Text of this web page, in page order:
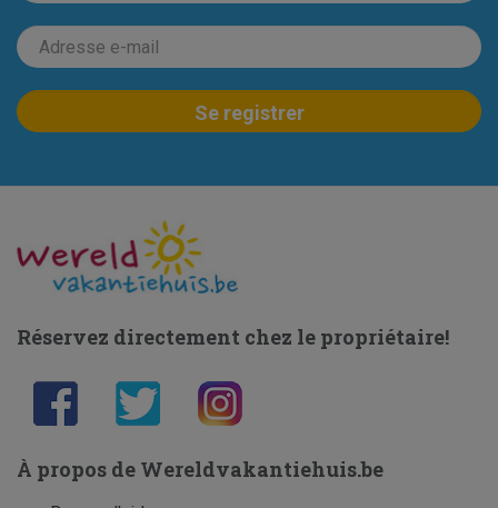
Réservez directement chez le propriétaire!
À propos de Wereldvakantiehuis.be